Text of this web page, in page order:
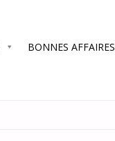
BONNES AFFAIRES